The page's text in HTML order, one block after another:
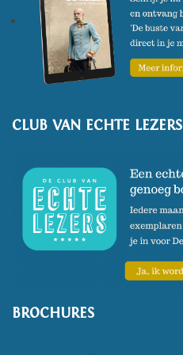
CLUB VAN ECHTE LEZERS
BROCHURES